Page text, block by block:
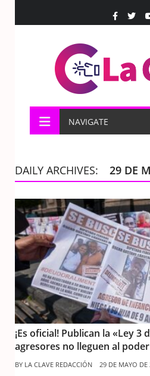
NAVIGATE
DAILY ARCHIVES: 29 DE
¡Es oficial! Publican la «Ley 3
agresores no lleguen al poder
BY LA CLAVE REDACCIÓN 29 DE MAYO DE